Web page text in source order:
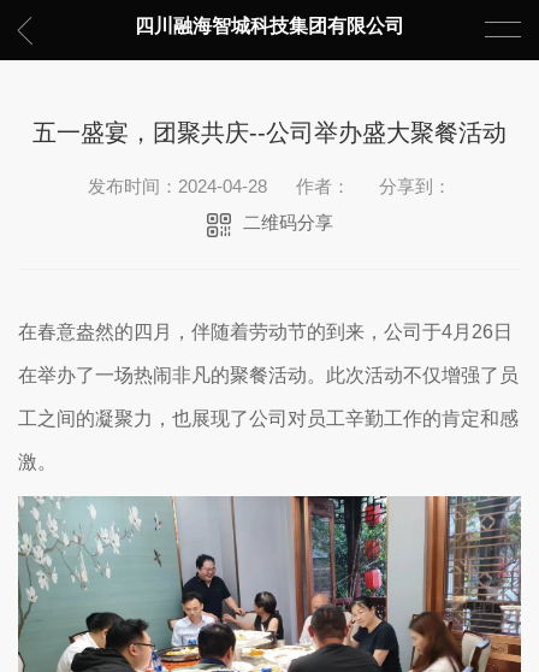
四川融海智城科技集团有限公司
五一盛宴，团聚共庆--公司举办盛大聚餐活动
发布时间：2024-04-28 作者：
分享到：
二维码分享
在春意盎然的四月，伴随着劳动节的到来，公司于4月26日
在举办了一场热闹非凡的聚餐活动。此次活动不仅增强了员
工之间的凝聚力，也展现了公司对员工辛勤工作的肯定和感
激。